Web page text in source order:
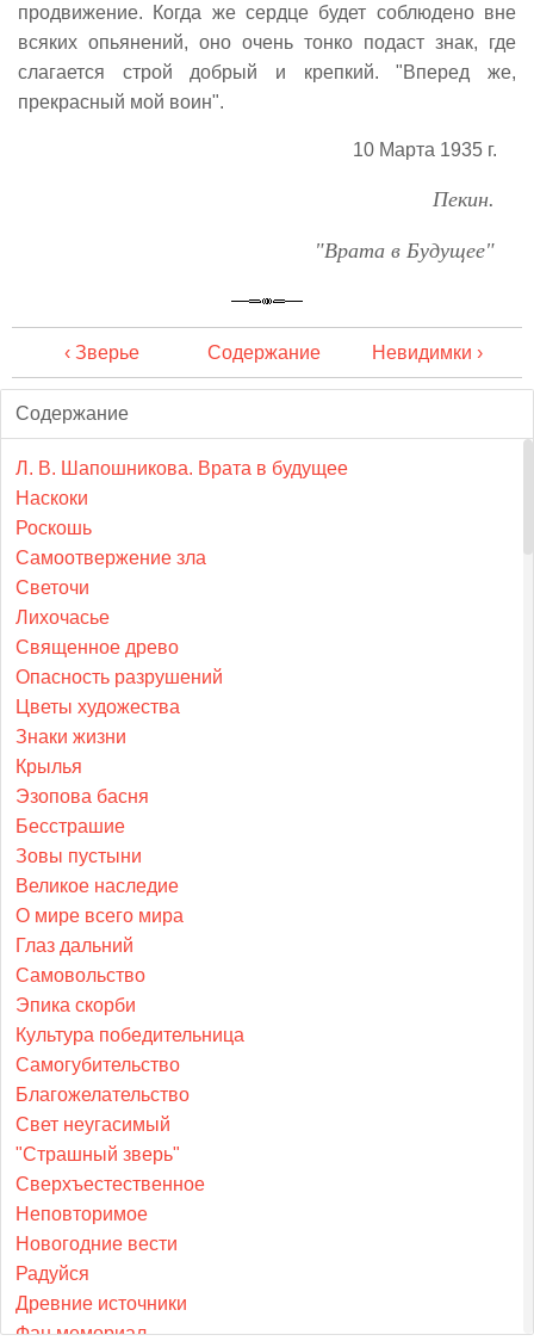
продвижение. Когда же сердце будет соблюдено вне
всяких опьянений, оно очень тонко подаст знак, где
слагается строй добрый и крепкий. "Вперед же,
прекрасный мой воин".
10 Марта 1935 г.
Пекин.
"Врата в Будущее"
‹ Зверье Содержание Невидимки ›
Содержание
Л. В. Шапошникова. Врата в будущее
Наскоки
Роскошь
Самоотвержение зла
Светочи
Лихочасье
Священное древо
Опасность разрушений
Цветы художества
Знаки жизни
Крылья
Эзопова басня
Бесстрашие
Зовы пустыни
Великое наследие
О мире всего мира
Глаз дальний
Самовольство
Эпика скорби
Культура победительница
Самогубительство
Благожелательство
Свет неугасимый
"Страшный зверь"
Сверхъестественное
Неповторимое
Новогодние вести
Радуйся
Древние источники
Фан мемориал